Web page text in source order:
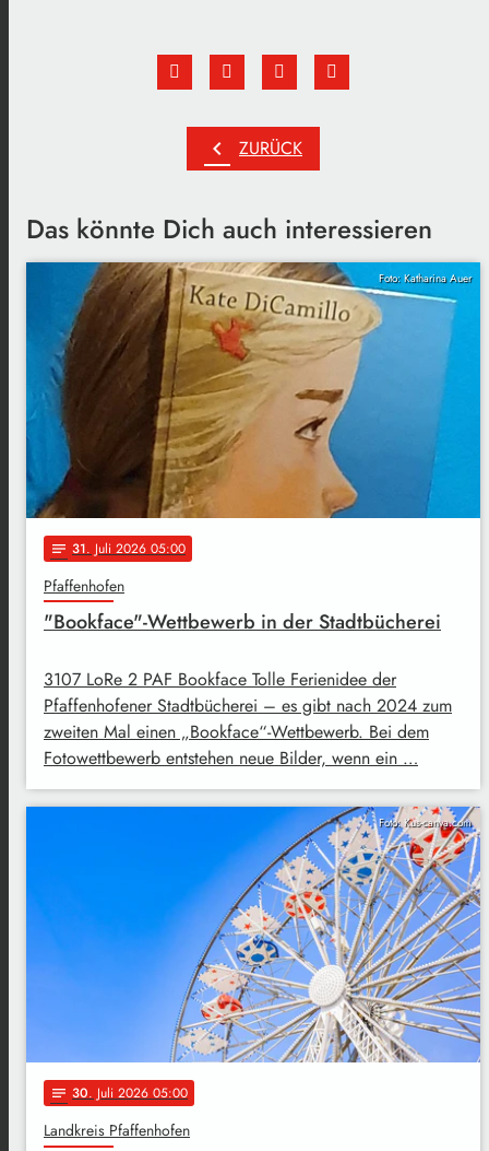
chevron_left ZURÜCK
Das könnte Dich auch interessieren
Foto: Katharina Auer
notes 31. Juli 2026 05:00
Pfaffenhofen
"Bookface"-Wettbewerb in der Stadtbücherei
3107 LoRe 2 PAF Bookface Tolle Ferienidee der
Pfaffenhofener Stadtbücherei – es gibt nach 2024 zum
zweiten Mal einen „Bookface“-Wettbewerb. Bei dem
Fotowettbewerb entstehen neue Bilder, wenn ein …
Foto: Kus-canva.com
notes 30. Juli 2026 05:00
Landkreis Pfaffenhofen